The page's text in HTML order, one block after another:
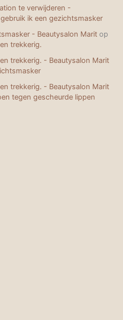
te verwijderen -
ik een gezichtsmasker
- Beautysalon Marit op
trekkerig.
trekkerig. - Beautysalon Marit
trekkerig. - Beautysalon Marit
tegen gescheurde lippen